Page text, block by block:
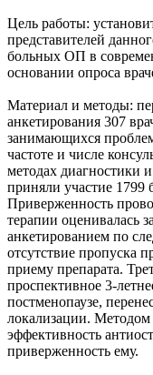
Цель работы:
представителей
больных ОП в
основании опроса
Материал и методы:
анкетирования 307
занимающихся
частоте и числе
методах диагностики
приняли участие 1799
Приверженность
терапии оценивалась
анкетированием по
отсутствие пропуска
приему препарата.
проспективное 3-
постменопаузе,
локализации. Методом
эффективность
приверженность ему.